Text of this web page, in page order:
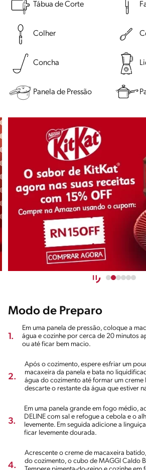
Tábua de Corte
Colher
Concha
Panela de Pressão
Modo de Preparo
1.
Em uma panela de pressão, coloque a
água e cozinhe por cerca de 20 minutos
ou até ficar bem macio.
2.
Após o cozimento, espere esfriar um
macaxeira da panela e bata no
água do cozimento até formar um creme
descarte o restante da água que estiver
3.
Em uma panela grande em fogo médio,
DELINE com sal e refogue a cebola e o
levemente. Em seguida adicione a
ficar levemente dourada.
4.
Acrescente o creme de macaxeira
do cozimento, o cubo de MAGGI Caldo